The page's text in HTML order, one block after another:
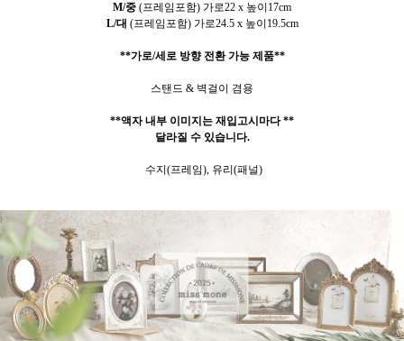
M/중 (프레임포함) 가로22 x 높이17cm
L/대 (프레임포함) 가로24.5 x 높이19.5cm
**가로/세로 방향 전환 가능 제품**
스탠드 & 벽걸이 겸용
**액자 내부 이미지는 재입고시마다 **
달라질 수 있습니다.
수지(프레임), 유리(패널)